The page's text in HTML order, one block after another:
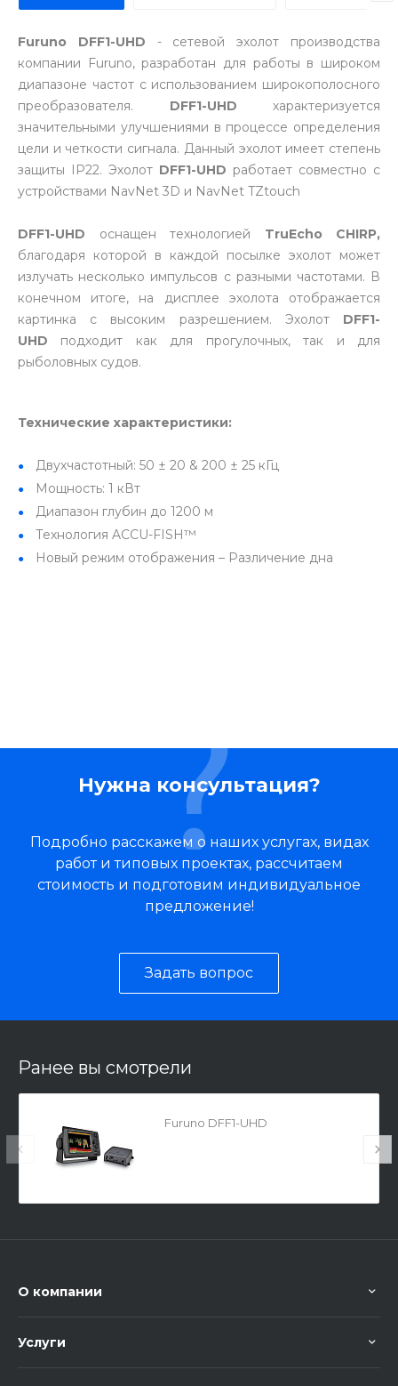
Furuno DFF1-UHD - сетевой эхолот производства
компании Furuno, разработан для работы в широком
диапазоне частот с использованием широкополосного
преобразователя. DFF1-UHD характеризуется
значительными улучшениями в процессе определения
цели и четкости сигнала. Данный эхолот имеет степень
защиты IP22. Эхолот DFF1-UHD работает совместно с
устройствами NavNet 3D и NavNet TZtouch
DFF1-UHD оснащен технологией TruEcho CHIRP,
благодаря которой в каждой посылке эхолот может
излучать несколько импульсов с разными частотами. В
конечном итоге, на дисплее эхолота отображается
картинка с высоким разрешением. Эхолот DFF1-
UHD подходит как для прогулочных, так и для
рыболовных судов.
Технические характеристики:
Двухчастотный: 50 ± 20 & 200 ± 25 кГц
Мощность: 1 кВт
Диапазон глубин до 1200 м
Технология ACCU-FISH™
Новый режим отображения – Различение дна
Нужна консультация?
Подробно расскажем о наших услугах, видах
работ и типовых проектах, рассчитаем
стоимость и подготовим индивидуальное
предложение!
Задать вопрос
Ранее вы смотрели
Furuno DFF1-UHD
О компании
Услуги